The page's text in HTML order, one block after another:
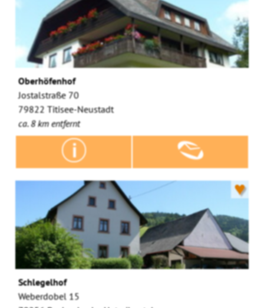
Oberhöfenhof
Jostalstraße 70
79822 Titisee-Neustadt
ca. 8 km entfernt
♥
Schlegelhof
Weberdobel 15